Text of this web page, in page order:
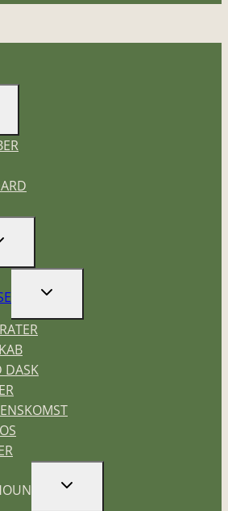
SKIFT
DASK
SKIFT